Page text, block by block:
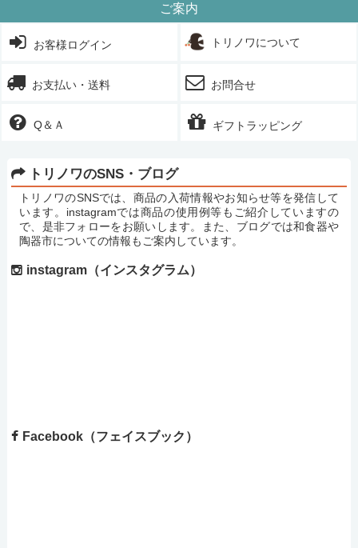
ご案内
お客様ログイン トリノワについて
お支払い・送料 お問合せ
Q＆Ａ ギフトラッピング
トリノワのSNS・ブログ
トリノワのSNSでは、商品の入荷情報やお知らせ等を発信して
います。instagramでは商品の使用例等もご紹介していますの
で、是非フォローをお願いします。また、ブログでは和食器や
陶器市についての情報もご案内しています。
instagram（インスタグラム）
Facebook（フェイスブック）